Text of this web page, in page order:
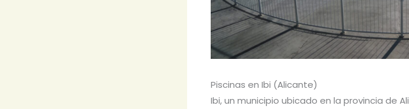
Piscinas en Ibi (Alicante)
Ibi, un municipio ubicado en la provincia de